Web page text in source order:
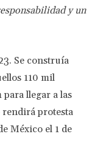
y un
Se construía
110 mil
llegar a las
rendirá protesta
México el 1 de